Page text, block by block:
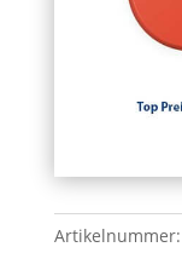
Artikelnummer: